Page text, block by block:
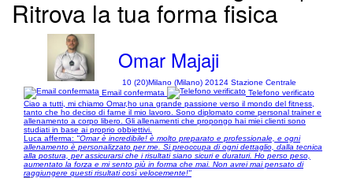
Ritrova la tua forma fisica
Omar Majaji
10 (20)Milano (Milano) 20124 Stazione Centrale
Email confermata
Telefono verificato
Ciao a tutti, mi chiamo Omar,ho una grande passione verso il mondo del fitness,
tanto che ho deciso di farne il mio lavoro. Sono diplomato come personal trainer e
allenamento a corpo libero. Gli allenamenti che propongo hai miei clienti sono
studiati in base ai proprio obbiettivi.
Luca afferma: "Omar è incredibile! è molto preparato e professionale, e ogni
allenamento è personalizzato per me. Si preoccupa di ogni dettaglio, dalla tecnica
alla postura, per assicurarsi che i risultati siano sicuri e duraturi. Ho perso peso,
aumentato la forza e mi sento più in forma che mai. Non avrei mai pensato di
raggiungere questi risultati così velocemente!"